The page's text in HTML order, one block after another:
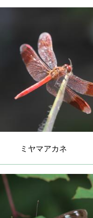
ミヤマアカネ